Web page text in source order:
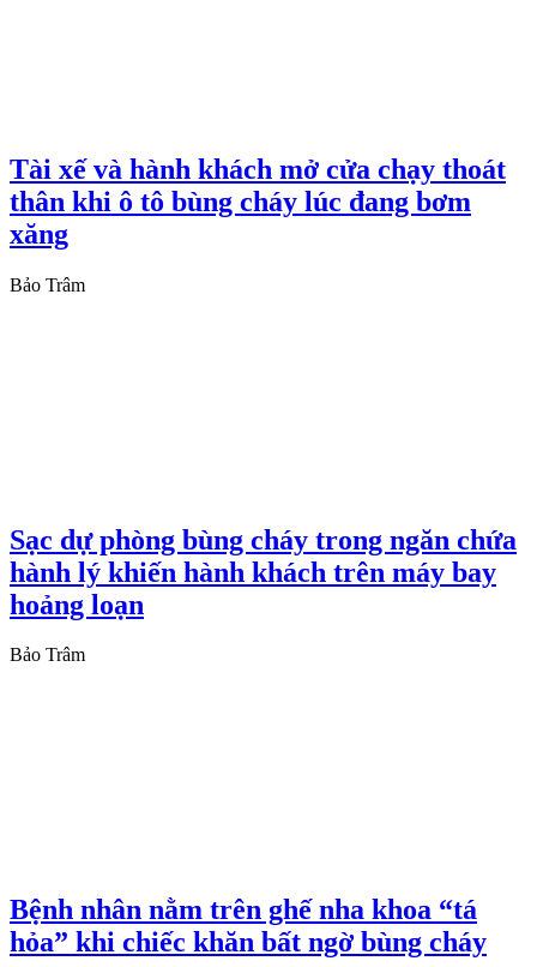
Tài xế và hành khách mở cửa chạy thoát
thân khi ô tô bùng cháy lúc đang bơm
xăng
Bảo Trâm
Sạc dự phòng bùng cháy trong ngăn chứa
hành lý khiến hành khách trên máy bay
hoảng loạn
Bảo Trâm
Bệnh nhân nằm trên ghế nha khoa “tá
hỏa” khi chiếc khăn bất ngờ bùng cháy